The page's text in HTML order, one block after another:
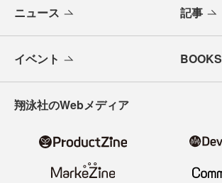
ニュース 記事
イベント BOOKS
翔泳社のWebメディア